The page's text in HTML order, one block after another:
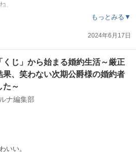
。
もっとみる▼
2024年6月17日
くじ」から始まる婚約生活～厳正
果、笑わない次期公爵様の婚約者
た～
ナ編集部
いい。